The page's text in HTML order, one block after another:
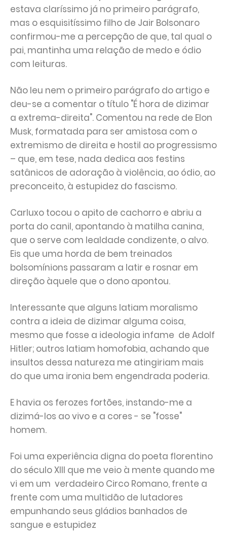
estava claríssimo já no primeiro parágrafo,
mas o esquisitíssimo filho de Jair Bolsonaro
confirmou-me a percepção de que, tal qual o
pai, mantinha uma relação de medo e ódio
com leituras.
Não leu nem o primeiro parágrafo do artigo e
deu-se a comentar o título "É hora de dizimar
a extrema-direita". Comentou na rede de Elon
Musk, formatada para ser amistosa com o
extremismo de direita e hostil ao progressismo
– que, em tese, nada dedica aos festins
satânicos de adoração à violência, ao ódio, ao
preconceito, à estupidez do fascismo.
Carluxo tocou o apito de cachorro e abriu a
porta do canil, apontando à matilha canina,
que o serve com lealdade condizente, o alvo.
Eis que uma horda de bem treinados
bolsomínions passaram a latir e rosnar em
direção àquele que o dono apontou.
Interessante que alguns latiam moralismo
contra a ideia de dizimar alguma coisa,
mesmo que fosse a ideologia infame de Adolf
Hitler; outros latiam homofobia, achando que
insultos dessa natureza me atingiriam mais
do que uma ironia bem engendrada poderia.
E havia os ferozes fortões, instando-me a
dizimá-los ao vivo e a cores - se "fosse"
homem.
Foi uma experiência digna do poeta florentino
do século XIII que me veio à mente quando me
vi em um verdadeiro Circo Romano, frente a
frente com uma multidão de lutadores
empunhando seus gládios banhados de
sangue e estupidez